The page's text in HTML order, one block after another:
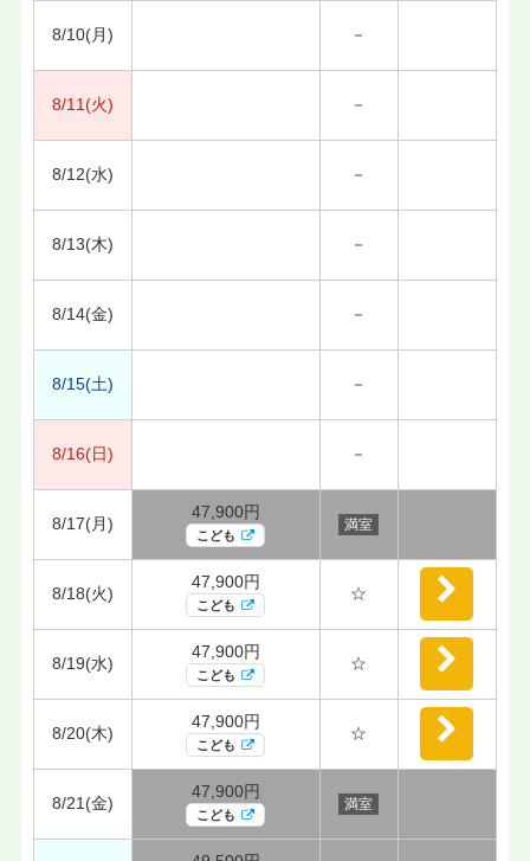
8/10(月) －
8/11(火) －
8/12(水) －
8/13(木) －
8/14(金) －
8/15(土) －
8/16(日) －
8/17(月)
47,900円
こども
満室
8/18(火)
47,900円
こども
☆
8/19(水)
47,900円
こども
☆
8/20(木)
47,900円
こども
☆
8/21(金)
47,900円
こども
満室